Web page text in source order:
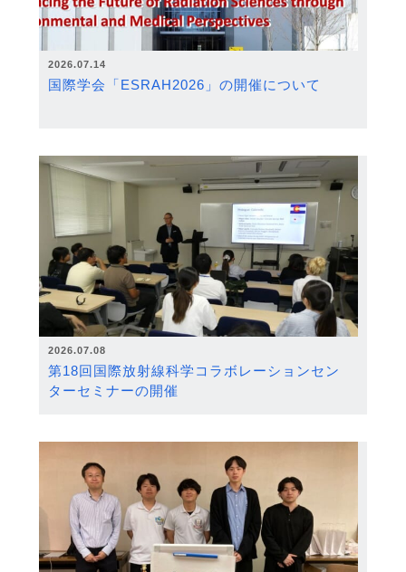
2026.07.14
国際学会「ESRAH2026」の開催について
2026.07.08
第18回国際放射線科学コラボレーションセン
ターセミナーの開催